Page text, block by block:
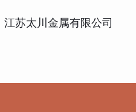
江苏太川金属有限公司